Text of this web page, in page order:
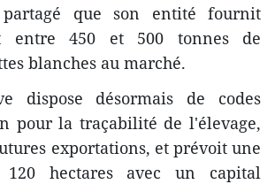
que son entité fournit
entre 450 et 500 tonnes de
blanches au marché.
dispose désormais de codes
pour la traçabilité de l'élevage,
exportations, et prévoit une
120 hectares avec un capital